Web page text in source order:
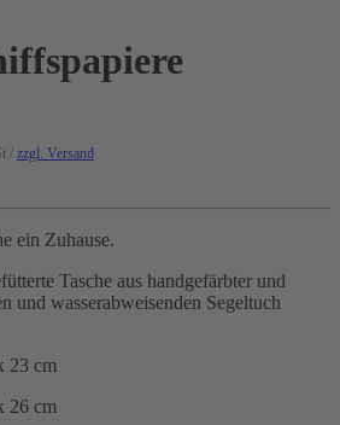
/ zzgl. Versand
ein Zuhause.
Tasche aus handgefärbter und
und wasserabweisenden Segeltuch
23 cm
26 cm